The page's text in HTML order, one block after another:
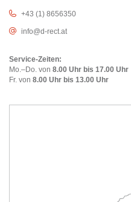
+43 (1) 8656350
info@d-rect.at
Service-Zeiten:
Mo.–Do. von 8.00 Uhr bis 17.00 Uhr
Fr. von 8.00 Uhr bis 13.00 Uhr